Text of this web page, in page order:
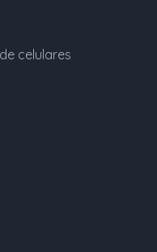
celulares